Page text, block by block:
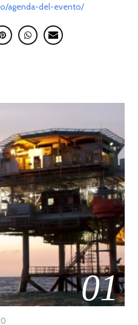
agenda-del-evento/
01